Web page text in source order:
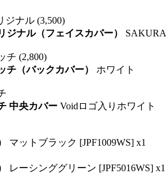
ジナル (3,500)
ジナル（フェイスカバー）
SAKURA
チ (2,800)
チ（バックカバー）
ホワイト
中央カバー Voidロゴ入りホワイト
マットブラック [JPF1009WS] x1
レーシンググリーン [JPF5016WS] x1